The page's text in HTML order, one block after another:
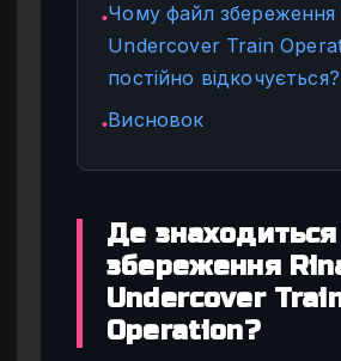
●Чому файл збереження
Undercover Train
постійно відкочується?
●Висновок
Де
збереження
Undercover
Operation?